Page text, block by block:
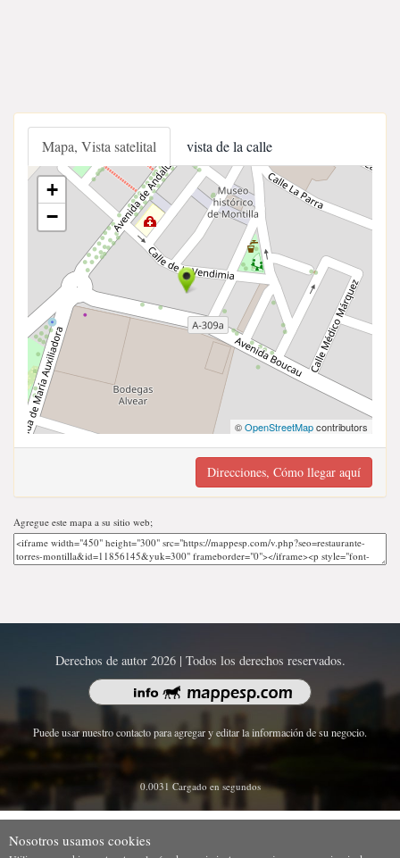
Mapa, Vista satelital vista de la calle
+
−
©OpenStreetMapcontributors
Direcciones, Cómo llegar aquí
Agregue este mapa a su sitio web;
Derechos de autor 2026 | Todos los derechos reservados.
Puede usar nuestro contacto para agregar y editar la información de su negocio.
0.0031 Cargado en segundos
Nosotros usamos cookies